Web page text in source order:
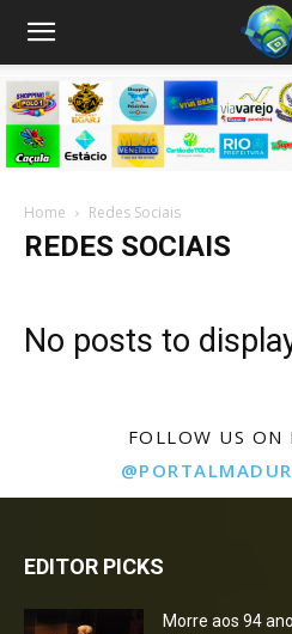
Home Redes Sociais
REDES SOCIAIS
No posts to
FOLLOW US ON
EDITOR PICKS
Morre aos 94